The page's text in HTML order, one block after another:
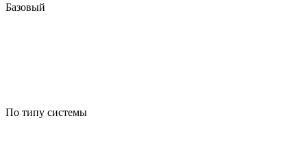
Базовый
По типу системы